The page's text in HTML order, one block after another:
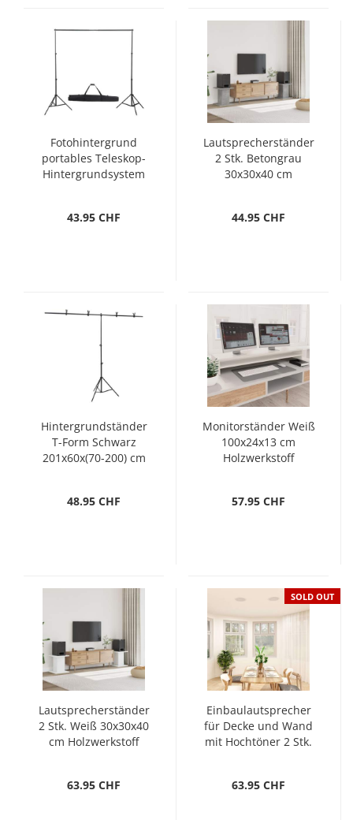
Fotohintergrund
portables Teleskop-
Hintergrundsystem
43.95 CHF
Lautsprecherständer
2 Stk. Betongrau
30x30x40 cm
44.95 CHF
Hintergrundständer
T-Form Schwarz
201x60x(70-200) cm
48.95 CHF
Monitorständer Weiß
100x24x13 cm
Holzwerkstoff
57.95 CHF
Lautsprecherständer
2 Stk. Weiß 30x30x40
cm Holzwerkstoff
63.95 CHF
SOLD OUT
Einbaulautsprecher
für Decke und Wand
mit Hochtöner 2 Stk.
63.95 CHF